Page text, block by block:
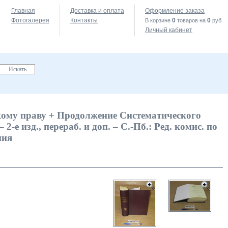
Главная
Фотогалерея
Доставка и оплата
Контакты
Оформление заказа
В корзине 0 товаров на 0 руб.
Личный кабинет
праву + Продолжение Систематического
е изд., перераб. и доп. – С.-Пб.: Ред. комис. по